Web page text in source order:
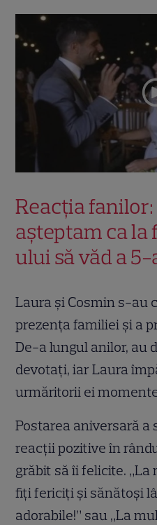
Reacția fanilor:
așteptam ca
ului să văd a
Laura și Cosmin s-au
prezența familiei și a
De-a lungul anilor, au
devotați, iar Laura
urmăritorii ei
Postarea aniversară
reacții pozitive în
grăbit să îi felicite. „La
fiți fericiți și sănătoși
adorabile!” sau „La